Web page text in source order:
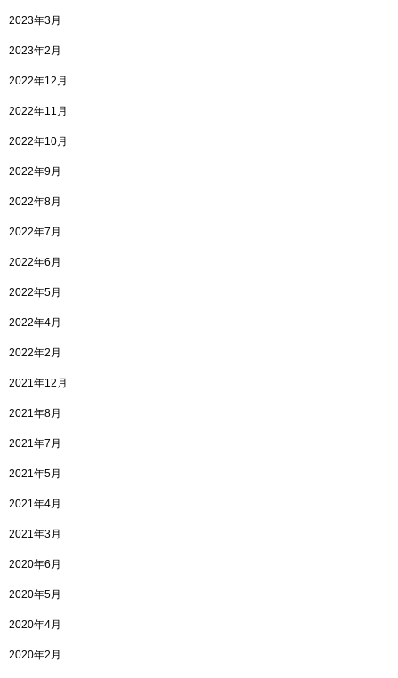
2023年3月
2023年2月
2022年12月
2022年11月
2022年10月
2022年9月
2022年8月
2022年7月
2022年6月
2022年5月
2022年4月
2022年2月
2021年12月
2021年8月
2021年7月
2021年5月
2021年4月
2021年3月
2020年6月
2020年5月
2020年4月
2020年2月